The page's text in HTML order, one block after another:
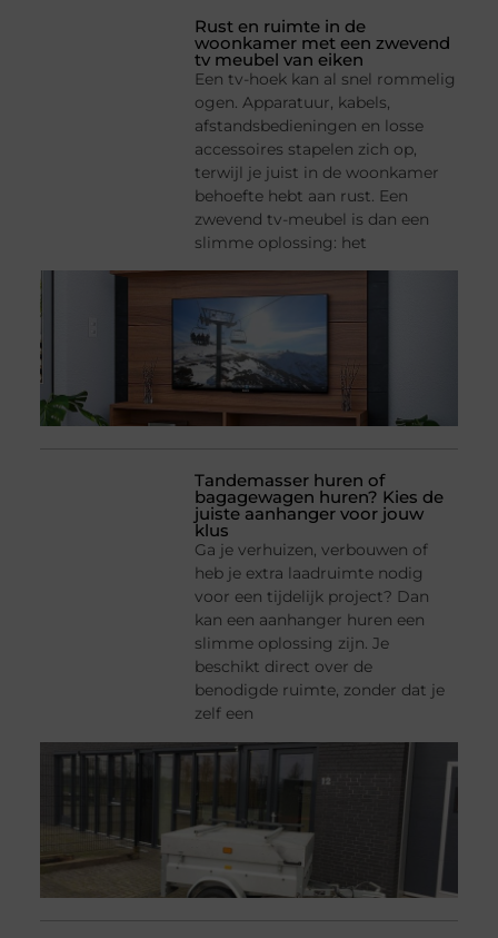
Rust en ruimte in de
woonkamer met een zwevend
tv meubel van eiken
Een tv-hoek kan al snel rommelig
ogen. Apparatuur, kabels,
afstandsbedieningen en losse
accessoires stapelen zich op,
terwijl je juist in de woonkamer
behoefte hebt aan rust. Een
zwevend tv-meubel is dan een
slimme oplossing: het
Tandemasser huren of
bagagewagen huren? Kies de
juiste aanhanger voor jouw
klus
Ga je verhuizen, verbouwen of
heb je extra laadruimte nodig
voor een tijdelijk project? Dan
kan een aanhanger huren een
slimme oplossing zijn. Je
beschikt direct over de
benodigde ruimte, zonder dat je
zelf een